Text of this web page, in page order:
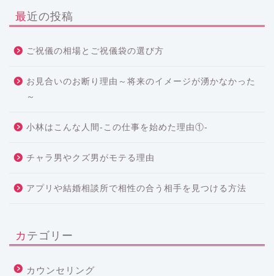
最近の投稿
ご祝儀の相場とご祝儀袋の選び方
お見合いのお断り理由～将来のイメージが湧かなかった
～
小林はこんな人間-この仕事を始めた理由①-
チャラ男やクズ男がモテる理由
アプリや結婚相談所で相性の合う相手を見つける方法
カテゴリー
カウンセリング